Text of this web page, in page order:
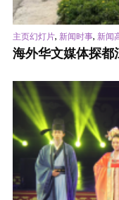
主页幻灯片, 新闻时事, 新闻
海外华文媒体探都